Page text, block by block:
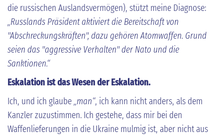
die russischen Auslandsvermögen), stützt meine Diagnose:
„Russlands Präsident aktiviert die Bereitschaft von
"Abschreckungskräften", dazu gehören Atomwaffen. Grund
seien das "aggressive Verhalten" der Nato und die
Sanktionen.“
Eskalation ist das Wesen der Eskalation.
Ich, und ich glaube„man“, ich kann nicht anders, als dem
Kanzler zuzustimmen. Ich gestehe, dass mir bei den
Waffenlieferungen in die Ukraine mulmig ist, aber nicht aus